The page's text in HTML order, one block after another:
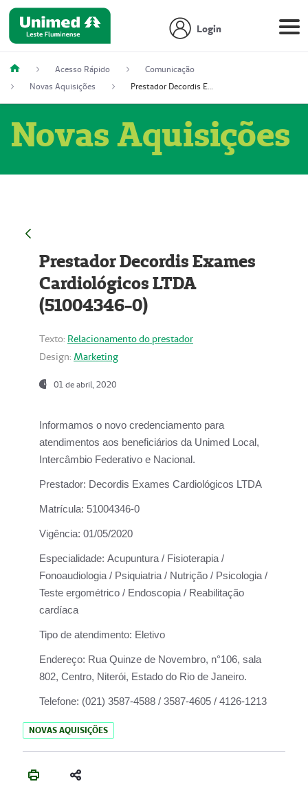
Login
Acesso Rápido
Comunicação
Novas Aquisições
Prestador Decordis Exames Cardiológicos LTDA (51004346-0)
Novas Aquisições
Prestador Decordis Exames
Cardiológicos LTDA
(51004346-0)
Texto: Relacionamento do prestador
Design: Marketing
01 de abril, 2020
Informamos o novo credenciamento para
atendimentos aos beneficiários da Unimed Local,
Intercâmbio Federativo e Nacional.
Prestador: Decordis Exames Cardiológicos LTDA
Matrícula: 51004346-0
Vigência: 01/05/2020
Especialidade: Acupuntura / Fisioterapia /
Fonoaudiologia / Psiquiatria / Nutrição / Psicologia /
Teste ergométrico / Endoscopia / Reabilitação
cardíaca
Tipo de atendimento: Eletivo
Endereço: Rua Quinze de Novembro, n°106, sala
802, Centro, Niterói, Estado do Rio de Janeiro.
Telefone: (021) 3587-4588 / 3587-4605 / 4126-1213
NOVAS AQUISIÇÕES